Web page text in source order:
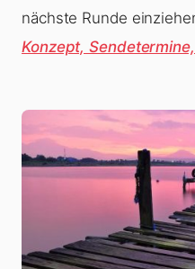
nächste Runde
Konzept,